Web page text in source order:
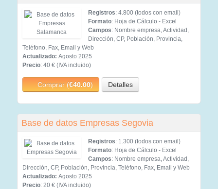
Registros: 4.800 (todos con email)
Formato: Hoja de Cálculo - Excel
Campos: Nombre empresa, Actividad,
Dirección, CP, Población, Provincia,
Teléfono, Fax, Email y Web
Actualizado: Agosto 2025
Precio: 40 € (IVA incluido)
Comprar (€40.00) Detalles
Base de datos Empresas Segovia
Registros: 1.300 (todos con email)
Formato: Hoja de Cálculo - Excel
Campos: Nombre empresa, Actividad,
Dirección, CP, Población, Provincia, Teléfono, Fax, Email y Web
Actualizado: Agosto 2025
Precio: 20 € (IVA incluido)